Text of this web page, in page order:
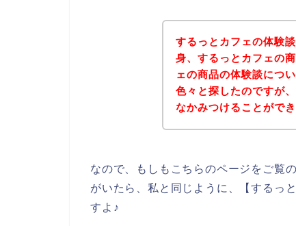
するっとカフェの体験
身、するっとカフェの
ェの商品の体験談につ
色々と探したのですが
なかみつけることがで
なので、もしもこちらのページをご覧
がいたら、私と同じように、【するっ
すよ♪